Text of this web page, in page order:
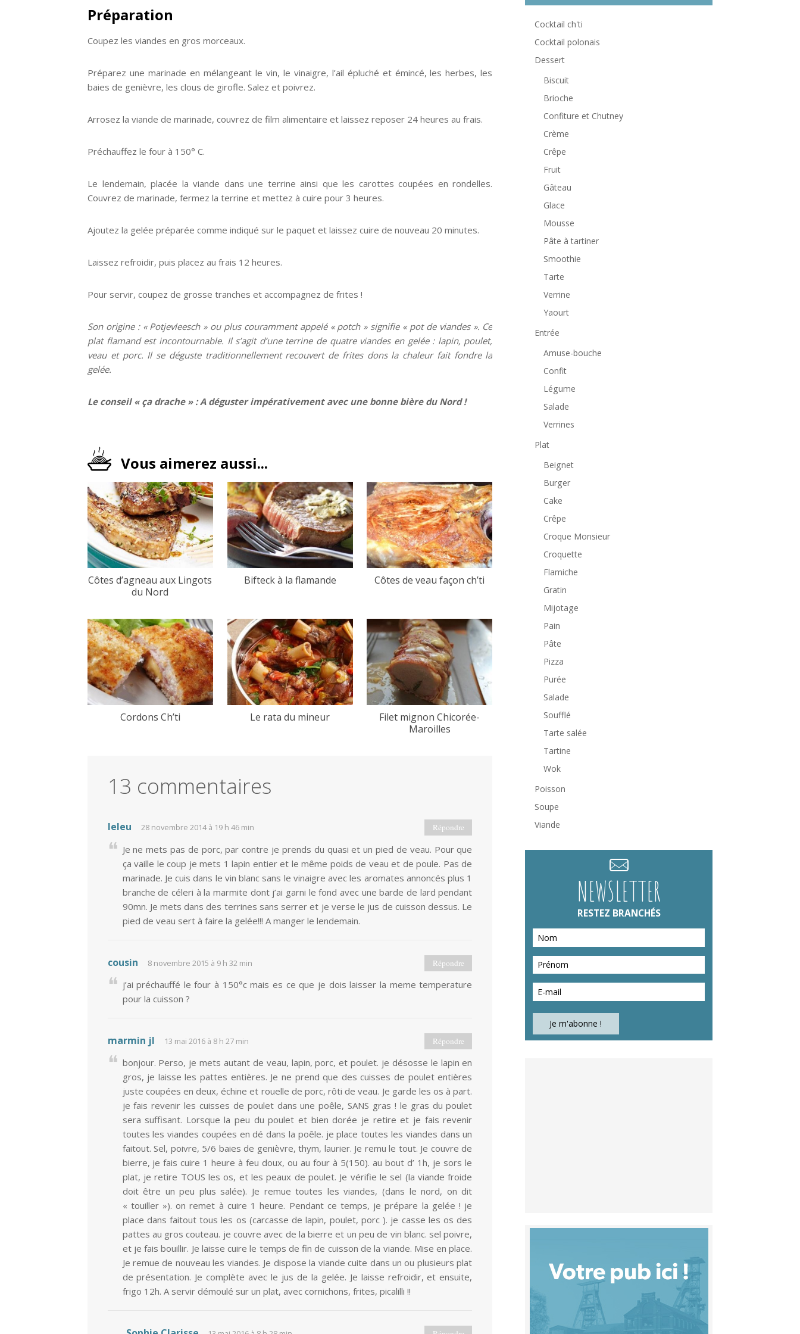
Préparation
Coupez les viandes en gros morceaux.
Préparez une marinade en mélangeant le vin, le vinaigre, l’ail épluché et émincé, les herbes, les
baies de genièvre, les clous de girofle. Salez et poivrez.
Arrosez la viande de marinade, couvrez de film alimentaire et laissez reposer 24 heures au frais.
Préchauffez le four à 150° C.
Le lendemain, placée la viande dans une terrine ainsi que les carottes coupées en rondelles.
Couvrez de marinade, fermez la terrine et mettez à cuire pour 3 heures.
Ajoutez la gelée préparée comme indiqué sur le paquet et laissez cuire de nouveau 20 minutes.
Laissez refroidir, puis placez au frais 12 heures.
Pour servir, coupez de grosse tranches et accompagnez de frites !
Son origine : « Potjevleesch » ou plus couramment appelé « potch » signifie « pot de viandes ». Ce
plat flamand est incontournable. Il s’agit d’une terrine de quatre viandes en gelée : lapin, poulet,
veau et porc. Il se déguste traditionnellement recouvert de frites dons la chaleur fait fondre la
gelée.
Le conseil « ça drache » : A déguster impérativement avec une bonne bière du Nord !
Vous aimerez aussi...
Côtes d’agneau aux Lingots
du Nord
Bifteck à la flamande Côtes de veau façon ch’ti
Cordons Ch’ti Le rata du mineur
Filet mignon Chicorée-
Maroilles
13 commentaires
leleu 28 novembre 2014 à 19 h 46 min
Je ne mets pas de porc, par contre je prends du quasi et un pied de veau. Pour que
ça vaille le coup je mets 1 lapin entier et le même poids de veau et de poule. Pas de
marinade. Je cuis dans le vin blanc sans le vinaigre avec les aromates annoncés plus 1
branche de céleri à la marmite dont j’ai garni le fond avec une barde de lard pendant
90mn. Je mets dans des terrines sans serrer et je verse le jus de cuisson dessus. Le
pied de veau sert à faire la gelée!!! A manger le lendemain.
Répondre
cousin 8 novembre 2015 à 9 h 32 min
j’ai préchauffé le four à 150°c mais es ce que je dois laisser la meme temperature
pour la cuisson ?
Répondre
marmin jl 13 mai 2016 à 8 h 27 min
bonjour. Perso, je mets autant de veau, lapin, porc, et poulet. je désosse le lapin en
gros, je laisse les pattes entières. Je ne prend que des cuisses de poulet entières
juste coupées en deux, échine et rouelle de porc, rôti de veau. Je garde les os à part.
je fais revenir les cuisses de poulet dans une poêle, SANS gras ! le gras du poulet
sera suffisant. Lorsque la peu du poulet et bien dorée je retire et je fais revenir
toutes les viandes coupées en dé dans la poêle. je place toutes les viandes dans un
faitout. Sel, poivre, 5/6 baies de genièvre, thym, laurier. Je remu le tout. Je couvre de
bierre, je fais cuire 1 heure à feu doux, ou au four à 5(150). au bout d’ 1h, je sors le
plat, je retire TOUS les os, et les peaux de poulet. Je vérifie le sel (la viande froide
doit être un peu plus salée). Je remue toutes les viandes, (dans le nord, on dit
« touiller »). on remet à cuire 1 heure. Pendant ce temps, je prépare la gelée ! je
place dans faitout tous les os (carcasse de lapin, poulet, porc ). je casse les os des
pattes au gros couteau. je couvre avec de la bierre et un peu de vin blanc. sel poivre,
et je fais bouillir. Je laisse cuire le temps de fin de cuisson de la viande. Mise en place.
Je remue de nouveau les viandes. Je dispose la viande cuite dans un ou plusieurs plat
de présentation. Je complète avec le jus de la gelée. Je laisse refroidir, et ensuite,
frigo 12h. A servir démoulé sur un plat, avec cornichons, frites, picalilli !!
Répondre
Cocktail ch'ti
Cocktail polonais
Dessert
Biscuit
Brioche
Confiture et Chutney
Crème
Crêpe
Fruit
Gâteau
Glace
Mousse
Pâte à tartiner
Smoothie
Tarte
Verrine
Yaourt
Entrée
Amuse-bouche
Confit
Légume
Salade
Verrines
Plat
Beignet
Burger
Cake
Crêpe
Croque Monsieur
Croquette
Flamiche
Gratin
Mijotage
Pain
Pâte
Pizza
Purée
Salade
Soufflé
Tarte salée
Tartine
Wok
Poisson
Soupe
Viande
NEWSLETTER
RESTEZ BRANCHÉS